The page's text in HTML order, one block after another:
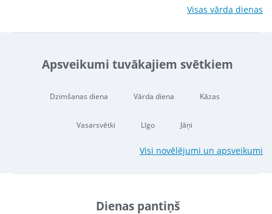
Visas vārda dienas
Apsveikumi tuvākajiem svētkiem
Dzimšanas diena Vārda diena Kāzas
Vasarsvētki Līgo Jāņi
Visi novēlējumi un apsveikumi
Dienas pantiņš